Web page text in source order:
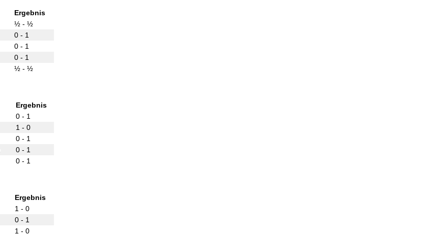
Ergebnis
½ - ½
0 - 1
0 - 1
0 - 1
½ - ½
Ergebnis
0 - 1
1 - 0
0 - 1
0 - 1
0 - 1
Ergebnis
1 - 0
0 - 1
1 - 0